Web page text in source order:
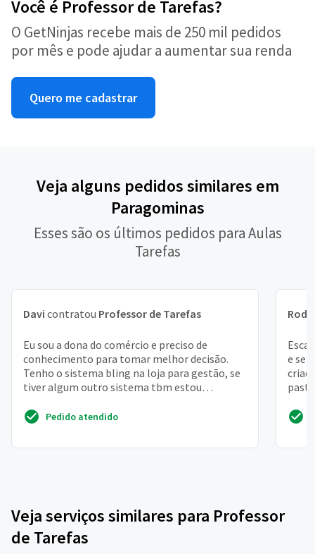
Você é Professor de Tarefas?
O GetNinjas recebe mais de 250 mil pedidos
por mês e pode ajudar a aumentar sua renda
Quero me cadastrar
Veja alguns pedidos similares em
Paragominas
Esses são os últimos pedidos para Aulas
Tarefas
Davi contratou Professor de Tarefas
Eu sou a dona do comércio e preciso de
conhecimento para tomar melhor decisão.
Tenho o sistema bling na loja para gestão, se
tiver algum outro sistema tbm estou
Pedido atendido
e
Veja serviços similares para Professor
de Tarefas